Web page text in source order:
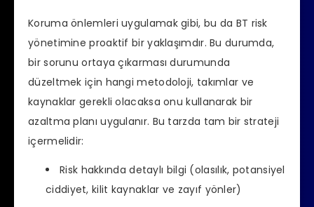
Koruma önlemleri uygulamak gibi, bu da BT risk
yönetimine proaktif bir yaklaşımdır. Bu durumda,
bir sorunu ortaya çıkarması durumunda
düzeltmek için hangi metodoloji, takımlar ve
kaynaklar gerekli olacaksa onu kullanarak bir
azaltma planı uygulanır. Bu tarzda tam bir strateji
içermelidir:
Risk hakkında detaylı bilgi (olasılık, potansiyel
ciddiyet, kilit kaynaklar ve zayıf yönler)